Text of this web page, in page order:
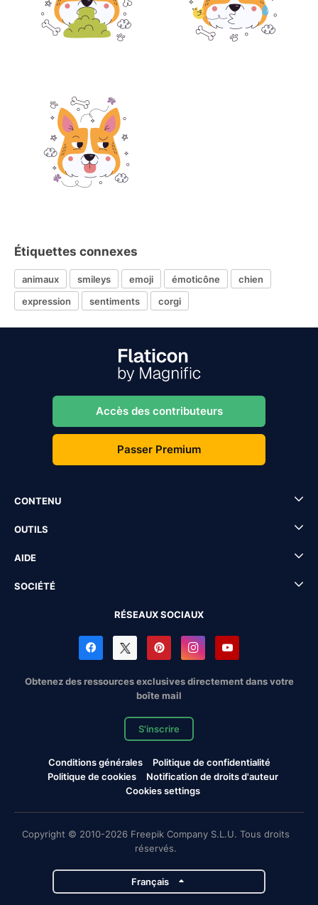
Étiquettes connexes
animaux smileys emoji émoticône
chien
expression
sentiments corgi
Accès des contributeurs
Passer Premium
CONTENU
OUTILS
AIDE
SOCIÉTÉ
RÉSEAUX SOCIAUX
Obtenez des ressources exclusives directement dans votre
boîte mail
S'inscrire
Conditions générales
Politique de confidentialité
Politique de cookies
Notification de droits d'auteur
Cookies settings
Copyright © 2010-2026 Freepik Company S.L.U. Tous droits
réservés.
Français